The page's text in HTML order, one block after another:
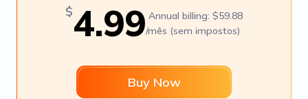
$4.99 Annual billing: $59.88
/mês (sem impostos)
Buy Now